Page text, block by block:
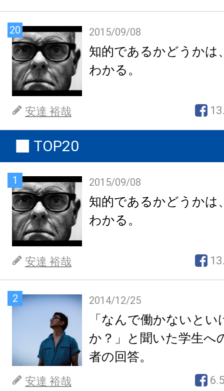
20 2015/09/08
知的であるかどうかは
わかる。
安達 裕哉
TOP20
1 2015/09/08
知的であるかどうかは
わかる。
安達 裕哉
2 2014/12/25
「なんで働かないと
か？」と聞いた学生へ
者の回答。
安達 裕哉